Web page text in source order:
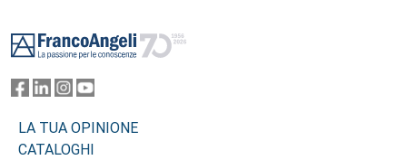
LA TUA OPINIONE
CATALOGHI